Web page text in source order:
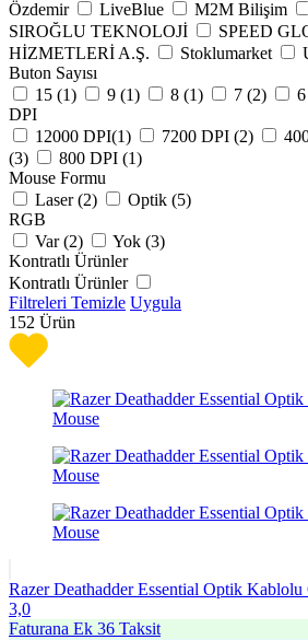
Özdemir
LiveBlue M2M Bilişim
SIROĞLU TEKNOLOJİ
SPEED
HİZMETLERİ A.Ş.
Stoklumarket
Buton Sayısı
15 (1) 9 (1) 8 (1) 7 (2)
DPI
12000 DPI​ (1) 7200 DPI (2)
(3) 800 DPI (1)
Mouse Formu
Laser (2) Optik (5)
RGB
Var (2) Yok (3)
Kontratlı Ürünler
Kontratlı Ürünler
Filtreleri Temizle Uygula
152 Ürün
Razer Deathadder Essential Optik
3,0
Faturana Ek 36 Taksit